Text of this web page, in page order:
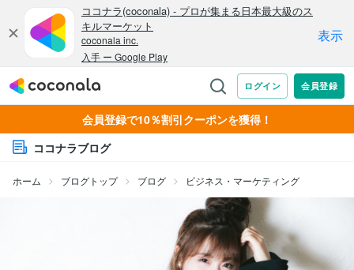
会員登録で10％割引クーポンを獲得！
ココナラブログ
ホーム ブログトップ ブログ ビジネス・マーケティング